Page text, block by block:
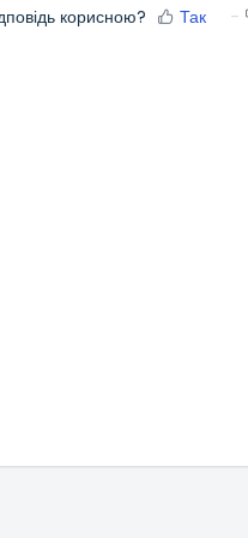
корисною? Так